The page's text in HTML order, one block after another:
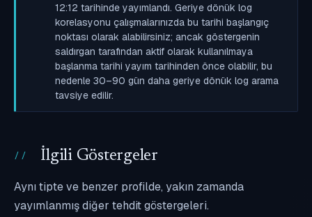
12:12 tarihinde yayımlandı. Geriye dönük log
korelasyonu çalışmalarınızda bu tarihi başlangıç
noktası olarak alabilirsiniz; ancak göstergenin
saldırgan tarafından aktif olarak kullanılmaya
başlanma tarihi yayım tarihinden önce olabilir, bu
nedenle 30–90 gün daha geriye dönük log arama
tavsiye edilir.
İlgili Göstergeler
Aynı tipte ve benzer profilde, yakın zamanda
yayımlanmış diğer tehdit göstergeleri.